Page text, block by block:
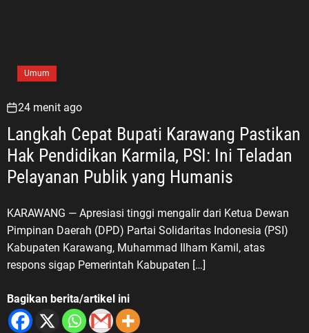
Umum
24 menit ago
Langkah Cepat Bupati Karawang Pastikan
Hak Pendidikan Karmila, PSI: Ini Teladan
Pelayanan Publik yang Humanis
KARAWANG — Apresiasi tinggi mengalir dari Ketua Dewan
Pimpinan Daerah (DPD) Partai Solidaritas Indonesia (PSI)
Kabupaten Karawang, Muhammad Ilham Kamil, atas
respons sigap Pemerintah Kabupaten […]
Bagikan berita/artikel ini